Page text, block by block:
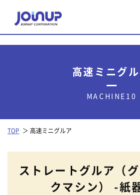
高速ミニグ
MACHINE10
TOP 高速ミニグルア
ストレートグルア（
クマシン） -紙